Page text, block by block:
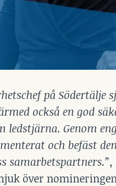
på Södertälje
också en god
ledstjärna. Genom
och befäst
samarbetspartners.”,
över